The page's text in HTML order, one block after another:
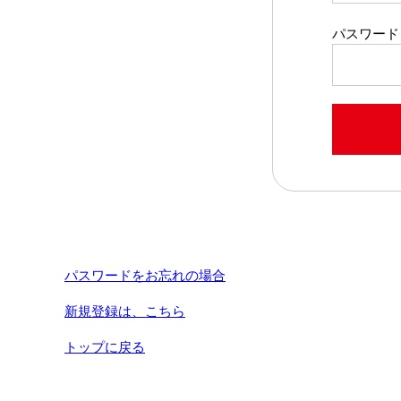
パスワード
パスワードをお忘れの場合
新規登録は、こちら
トップに戻る